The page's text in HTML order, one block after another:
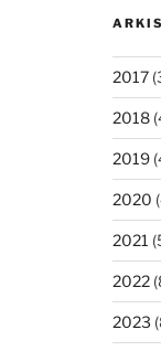
2017
2018
2019
2020
2021
2022
2023